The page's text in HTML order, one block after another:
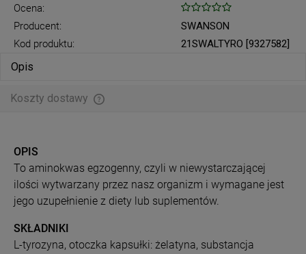
Ocena:
Producent:
SWANSON
Kod produktu:
21SWALTYRO [9327582]
Opis
Koszty dostawy
OPIS
To aminokwas egzogenny, czyli w niewystarczającej
ilości wytwarzany przez nasz organizm i wymagane jest
jego uzupełnienie z diety lub suplementów.
SKŁADNIKI
L-tyrozyna, otoczka kapsułki: żelatyna, substancja